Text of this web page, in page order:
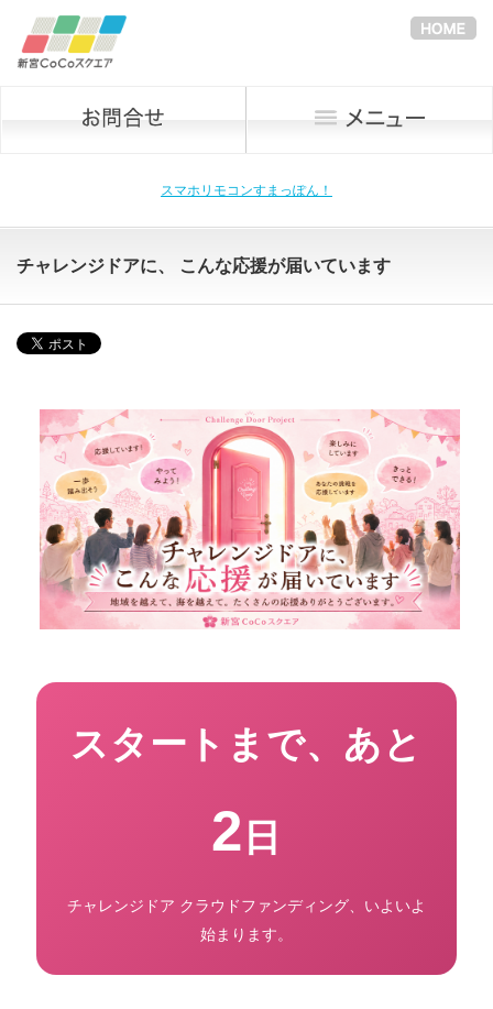
スマホリモコンすまっぽん！
チャレンジドアに、 こんな応援が届いています
スタートまで、あと
2 日
チャレンジドア クラウドファンディング、いよいよ
始まります。